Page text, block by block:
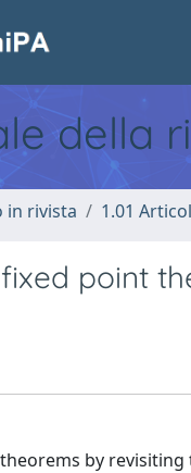
della
in rivista 1.01
point
by